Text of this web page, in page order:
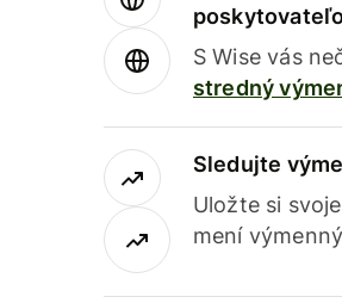
S Wise vás
stredný
Sledujte
Uložte si
mení